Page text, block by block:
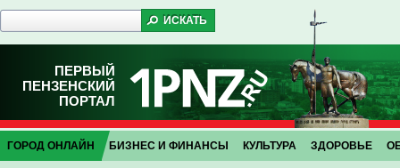
ПЕРВЫЙ
ПЕНЗЕНСКИЙ
ПОРТАЛ
ГОРОД ОНЛАЙН БИЗНЕС И ФИНАНСЫ КУЛЬТУРА ЗДОРОВЬЕ